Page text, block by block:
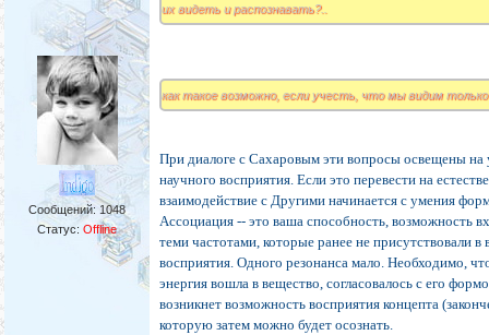
Сообщений: 1048
Статус:Offline
их видеть и распознавать?..
как такое возможно, если учесть, что мы видим
При диалоге с Сахаровым эти вопросы освещены на
научного восприятия. Если это перевести на
взаимодействие с Другими начинается с умения
Ассоциация -- это ваша способность, возможность
теми частотами, которые ранее не присутствовали в
восприятия. Одного резонанса мало. Необходимо,
энергия вошла в вещество, согласовалось с его
возникнет возможность восприятия концепта
которую затем можно будет осознать.